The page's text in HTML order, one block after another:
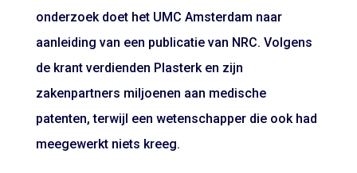
onderzoek doet het UMC Amsterdam naar
aanleiding van een publicatie van NRC. Volgens
de krant verdienden Plasterk en zijn
zakenpartners miljoenen aan medische
patenten, terwijl een wetenschapper die ook had
meegewerkt niets kreeg.